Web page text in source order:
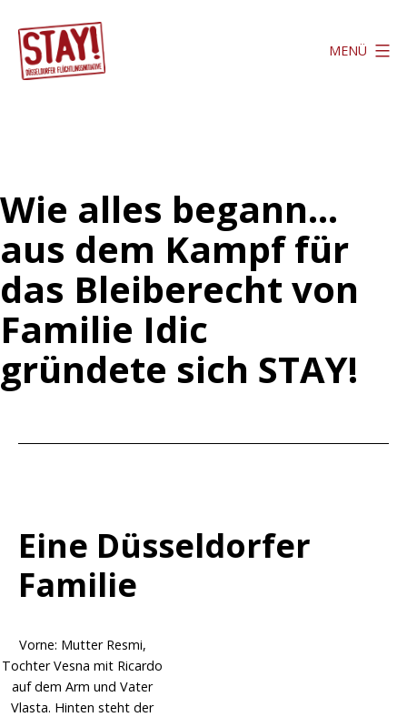
Inhalt
springen
MENÜ
Wie alles begann…
aus dem Kampf für
das Bleiberecht von
Familie Idic
gründete sich STAY!
Eine Düsseldorfer
Familie
Vorne: Mutter Resmi,
Tochter Vesna mit Ricardo
auf dem Arm und Vater
Vlasta. Hinten steht der